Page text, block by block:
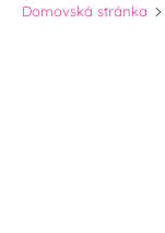
Domovská stránka